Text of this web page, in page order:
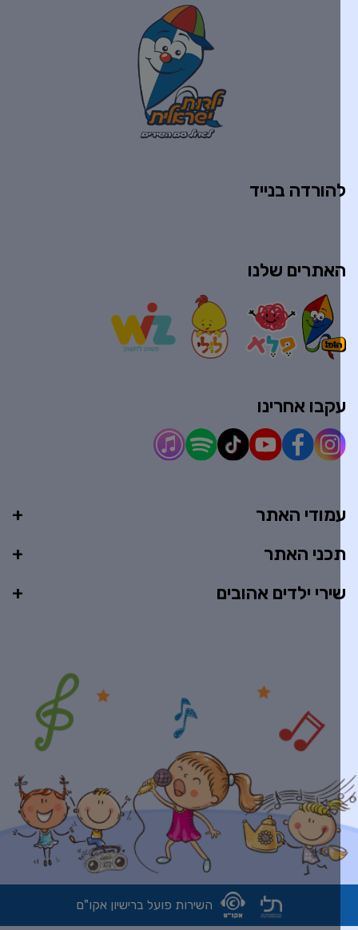
האתר
האתר
ילדים אהובים
בנייד
שלנו
אחרינו
השירות פועל ברישיון אקו"ם